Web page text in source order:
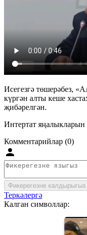
Исегезгә төшерәбез,
күргән алты кеше
җибәрелгән.
Интертат яңалыкларын
Комментарийлар (0)
Фикерегезне калдырыгыз
Теркәлергә
Калган символлар: